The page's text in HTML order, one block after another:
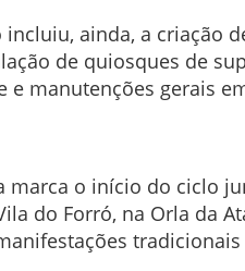
incluiu, ainda, a criação
de quiosques de
e manutenções gerais
marca o início do ciclo
do Forró, na Orla da